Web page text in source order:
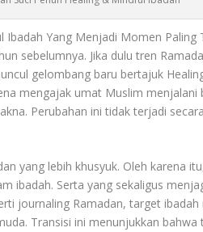
Ibadah Yang Menjadi Momen
sebelumnya. Jika dulu tren
gelombang baru bertajuk
mengajak umat Muslim menjalani
Perubahan ini tidak terjadi
yang lebih khusyuk. Oleh karena
ibadah. Serta yang sekaligus
journaling Ramadan, target
Transisi ini menunjukkan bahwa